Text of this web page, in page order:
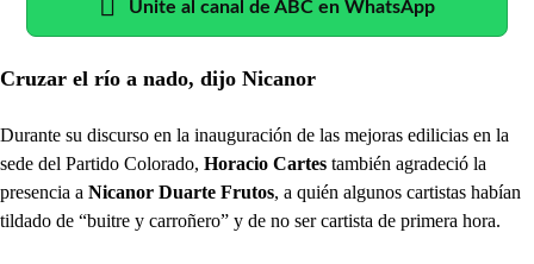
Unite al canal de ABC en WhatsApp
Cruzar el río a nado, dijo Nicanor
Durante su discurso en la inauguración de las mejoras edilicias en la
sede del Partido Colorado, Horacio Cartes también agradeció la
presencia a Nicanor Duarte Frutos, a quién algunos cartistas habían
tildado de “buitre y carroñero” y de no ser cartista de primera hora.